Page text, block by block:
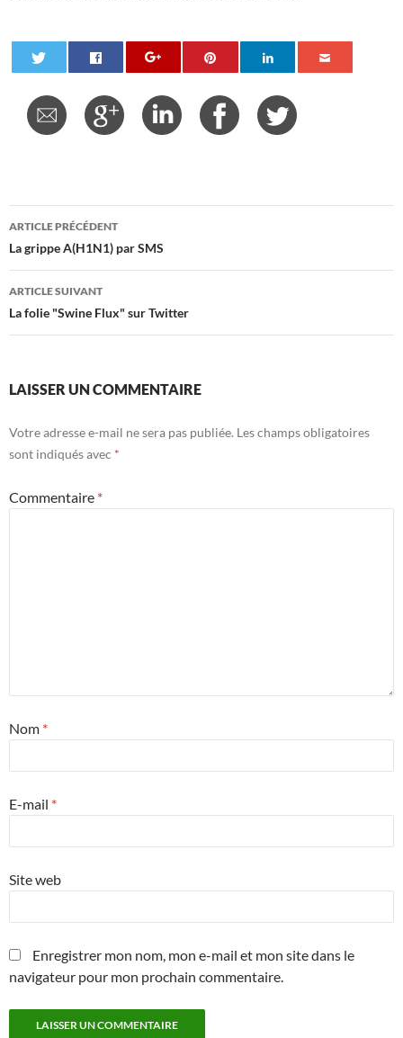
Navigation
des
articles
ARTICLE PRÉCÉDENT
La grippe A(H1N1) par SMS
ARTICLE SUIVANT
La folie "Swine Flux" sur Twitter
LAISSER UN COMMENTAIRE
Votre adresse e-mail ne sera pas publiée. Les champs obligatoires
sont indiqués avec *
Commentaire *
Nom *
E-mail *
Site web
Enregistrer mon nom, mon e-mail et mon site dans le
navigateur pour mon prochain commentaire.